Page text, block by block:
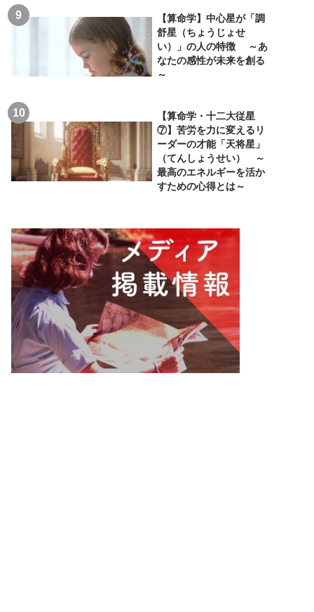
【算命学】中心星が「調
舒星（ちょうじょせ
い）」の人の特徴 ～あ
なたの感性が未来を創る
～
【算命学・十二大従星
⑦】苦労を力に変えるリ
ーダーの才能「天将星」
（てんしょうせい） ～
最高のエネルギーを活か
すための心得とは～